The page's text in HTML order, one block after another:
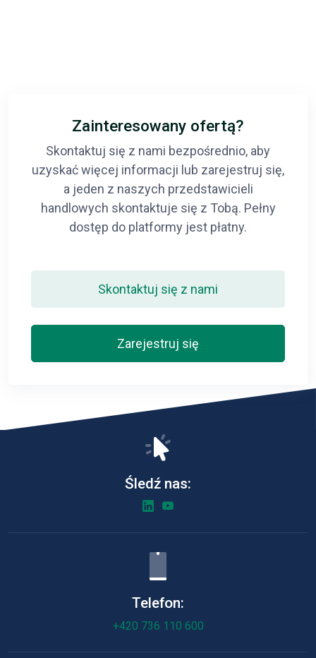
Zainteresowany ofertą?
Skontaktuj się z nami bezpośrednio, aby
uzyskać więcej informacji lub zarejestruj się,
a jeden z naszych przedstawicieli
handlowych skontaktuje się z Tobą. Pełny
dostęp do platformy jest płatny.
Skontaktuj się z nami
Zarejestruj się
Śledź nas:
Telefon:
+420 736 110 600